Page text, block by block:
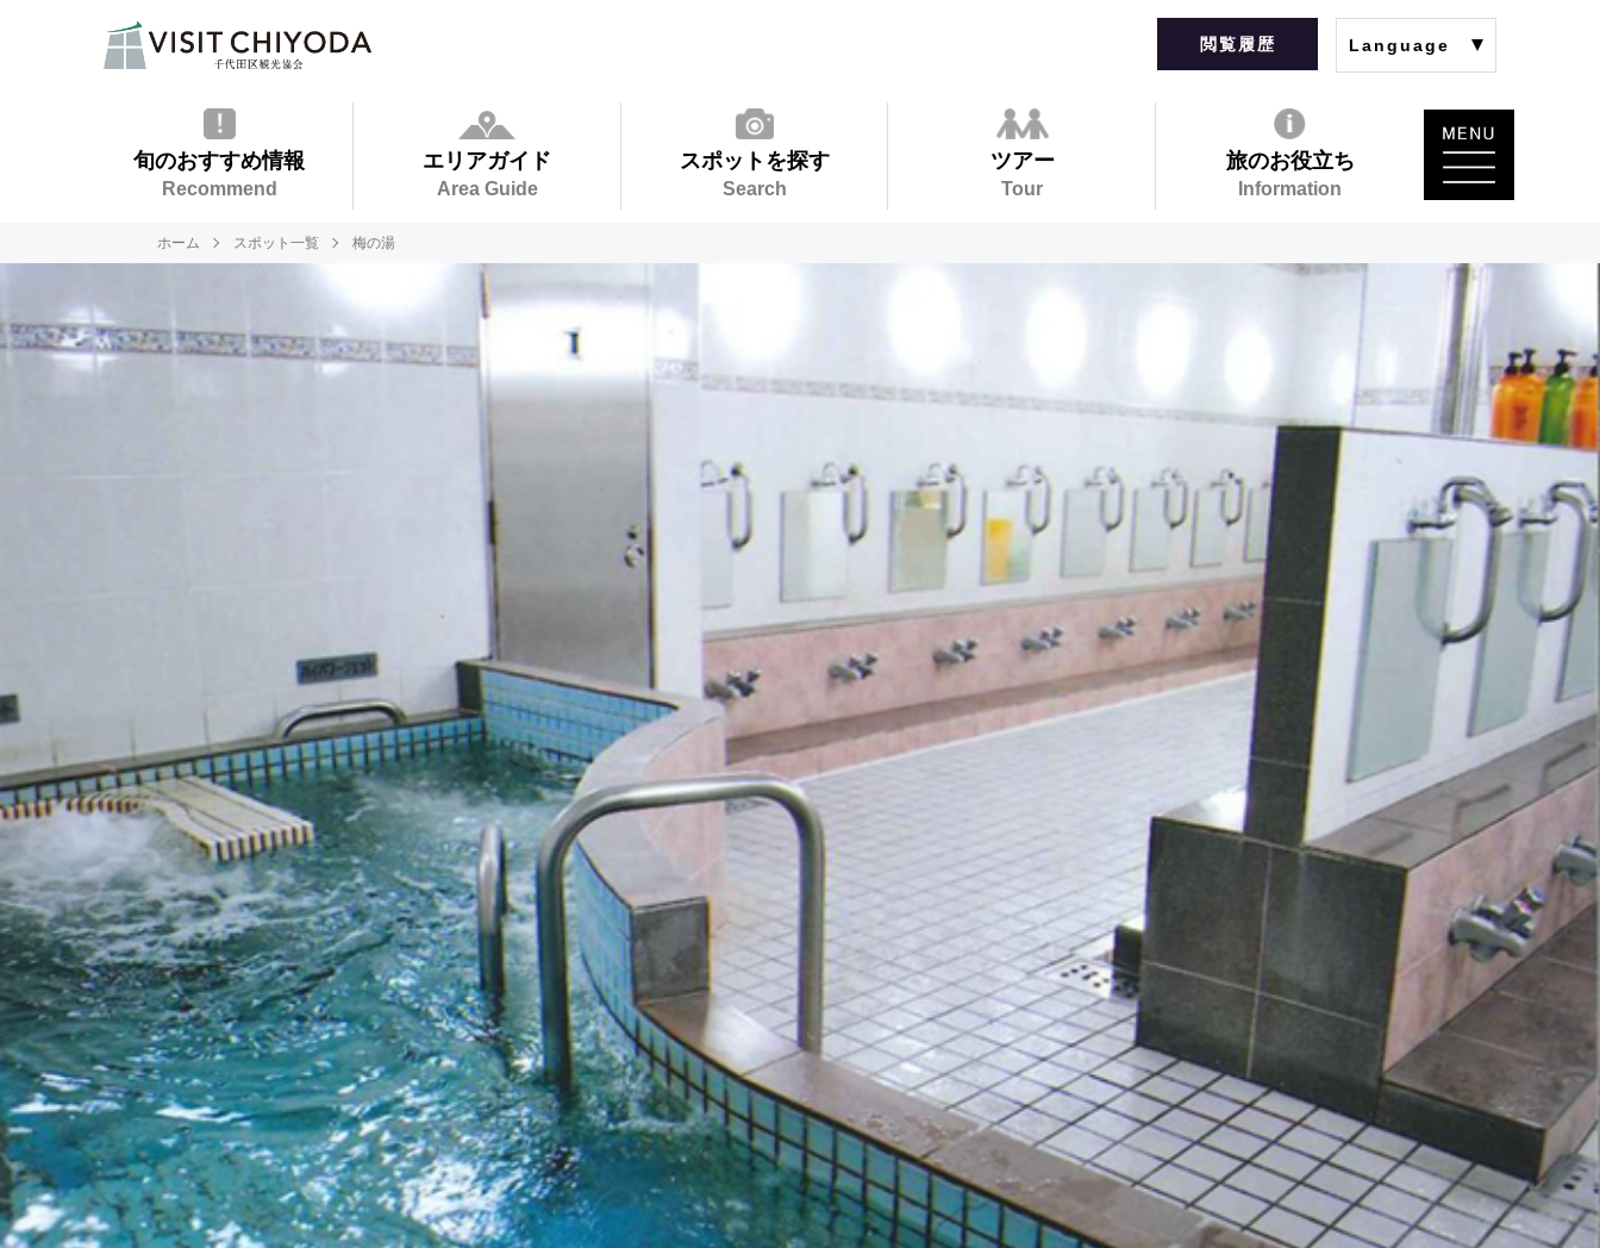
閲覧履歴 Language
旬のおすすめ情報
Recommend
エリアガイド
Area Guide
スポットを探す
Search
ツアー
Tour
旅のお役立ち
Information
ホーム スポット一覧 梅の湯